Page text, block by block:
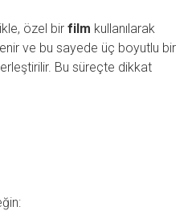
özel bir film kullanılarak
ve bu sayede üç boyutlu bir
Bu süreçte dikkat